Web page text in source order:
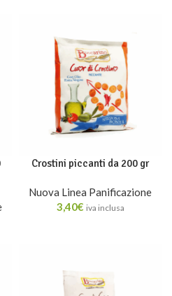
Crostini piccanti da 200 gr
Nuova Linea Panificazione
3,40€ iva inclusa